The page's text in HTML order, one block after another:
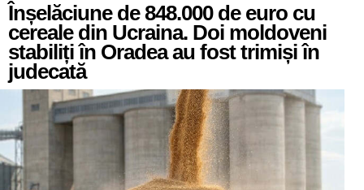
Înșelăciune de 848.000 de euro cu
cereale din Ucraina. Doi moldoveni
stabiliți în Oradea au fost trimiși în
judecată